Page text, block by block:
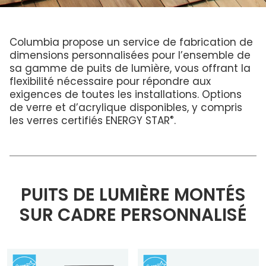
Columbia dans la communautéouvrant
lumière
Puits de
lumière
commerciaux
et
Puits de
lumière,
Fenêtres de
toit et Puits
de lumière
pour toit
plat
Quelles dimensions?
Couleurs du cadre
Service et entretien
Garantie
Galerie
Développement durable
Déclaration LEED
Technologie de maison intelligente
Installateurs
Programme D’Installateurs
Contact Pour Les Installateurs
Commandes aux É.-U. et internationales
Architectes Contact
Commande De Dimensions Personnalisées
Mesurer votre puits de lumière
Questions Fréquentes
Garantie
Technologie de maison intelligente
Puits de lumière sans fuites
Condensation
Acrylique ou verre
Columbia propose un service de fabrication de
dimensions personnalisées pour l’ensemble de
sa gamme de puits de lumière, vous offrant la
flexibilité nécessaire pour répondre aux
exigences de toutes les installations. Options
de verre et d’acrylique disponibles, y compris
les verres certifiés ENERGY STAR®.
PUITS DE LUMIÈRE MONTÉS
SUR CADRE PERSONNALISÉ